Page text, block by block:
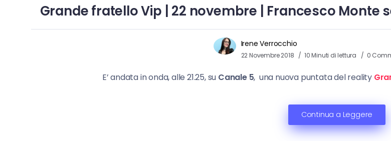
Grande fratello Vip | 22 novembre | Francesco Monte
Irene Verrocchio
22 Novembre 2018 10 Minuti di lettura 0
E’ andata in onda, alle 21.25, su Canale 5, una nuova puntata del reality
Continua a Leggere